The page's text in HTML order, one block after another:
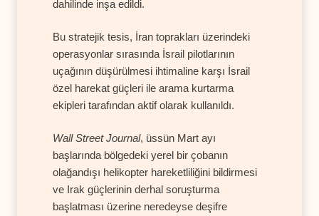
dahilinde inşa edildi.
Bu stratejik tesis, İran toprakları üzerindeki
operasyonlar sırasında İsrail pilotlarının
uçağının düşürülmesi ihtimaline karşı İsrail
özel harekat güçleri ile arama kurtarma
ekipleri tarafından aktif olarak kullanıldı.
Wall Street Journal, üssün Mart ayı
başlarında bölgedeki yerel bir çobanın
olağandışı helikopter hareketliliğini bildirmesi
ve Irak güçlerinin derhal soruşturma
başlatması üzerine neredeyse deşifre